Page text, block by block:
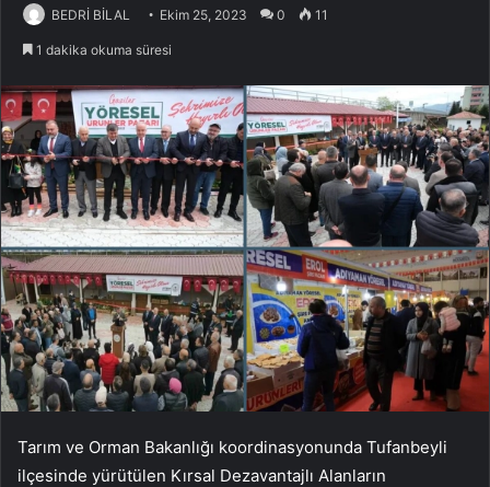
BEDRİ BİLAL Ekim 25, 2023 0 11
1 dakika okuma süresi
Tarım ve Orman Bakanlığı koordinasyonunda Tufanbeyli
ilçesinde yürütülen Kırsal Dezavantajlı Alanların